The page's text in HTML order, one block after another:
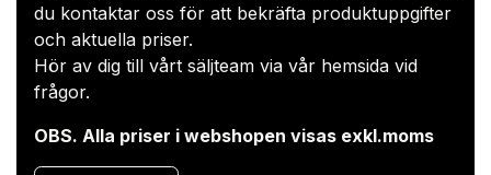
du kontaktar oss för att bekräfta produktuppgifter
och aktuella priser.​
Hör av dig till vårt säljteam via vår hemsida vid
frågor.
OBS. Alla priser i webshopen visas exkl.moms